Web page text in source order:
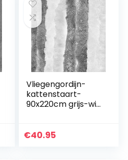
Vliegengordijn-
kattenstaart-
90x220cm grijs-wit
€40.95